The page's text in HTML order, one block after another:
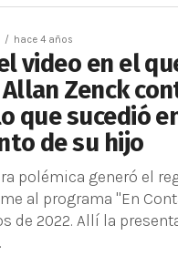
hace 4 años
video en el
Allan Zenck
que sucedió
de su hijo
polémica generó el
al programa "En
de 2022. Allí la